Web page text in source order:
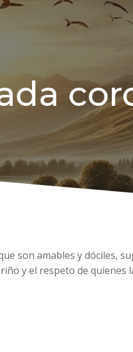
son amables y dóciles,
y el respeto de quienes